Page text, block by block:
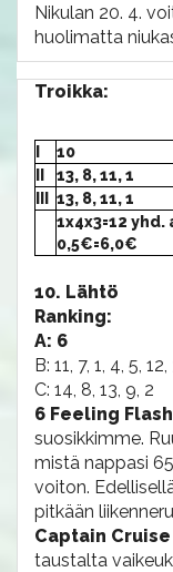
Nikulan 20. 4.
huolimatta
Troikka:
10
13, 8, 11, 1
13, 8, 11, 1
1x4x3=12 yhd.
0,5€=6,0€
10. Lähtö
Ranking:
A: 6
B: 11, 7, 1, 4, 5,
C: 14, 8, 13, 9, 2
6 Feeling Flash
suosikkimme.
mistä nappasi
voiton.
pitkään
Captain Cruise
taustalta